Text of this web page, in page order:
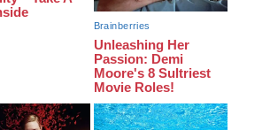
оновлюють дорожню розмітку біля
навчальних закладів (ФОТОФАКТ)
На честь загиблого захисника і
чемпіона світу в Черкасах відкрили
спортивно-реабілітаційний центр